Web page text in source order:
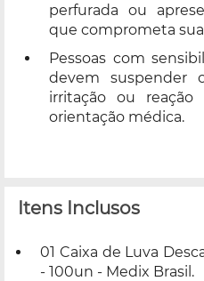
perfurada ou
que comprometa
Pessoas com
devem suspender
irritação ou reação
orientação médica.
Itens Inclusos
01 Caixa de Luva
- 100un - Medix Brasil.